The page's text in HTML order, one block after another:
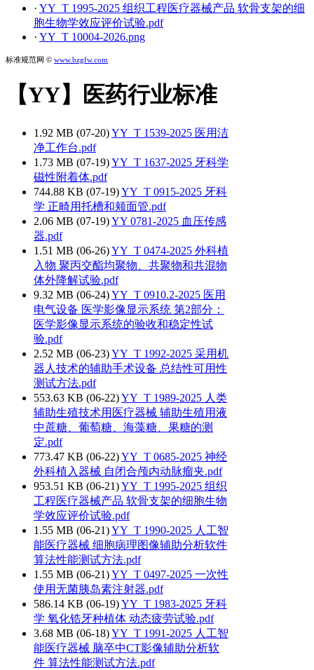
· YY_T 1995-2025 组织工程医疗器械产品 软骨支架的细
胞生物学效应评价试验.pdf
· YY_T 10004-2026.png
标准规范网 © www.bzgfw.com
【YY】医药行业标准
1.92 MB (07-20)YY_T 1539-2025 医用洁
净工作台.pdf
1.73 MB (07-19)YY_T 1637-2025 牙科学
磁性附着体.pdf
744.88 KB (07-19)YY_T 0915-2025 牙科
学 正畸用托槽和颊面管.pdf
2.06 MB (07-19)YY 0781-2025 血压传感
器.pdf
1.51 MB (06-26)YY_T 0474-2025 外科植
入物 聚丙交酯均聚物、共聚物和共混物
体外降解试验.pdf
9.32 MB (06-24)YY_T 0910.2-2025 医用
电气设备 医学影像显示系统 第2部分：
医学影像显示系统的验收和稳定性试
验.pdf
2.52 MB (06-23)YY_T 1992-2025 采用机
器人技术的辅助手术设备 总结性可用性
测试方法.pdf
553.63 KB (06-22)YY_T 1989-2025 人类
辅助生殖技术用医疗器械 辅助生殖用液
中蔗糖、葡萄糖、海藻糖、果糖的测
定.pdf
773.47 KB (06-22)YY_T 0685-2025 神经
外科植入器械 自闭合颅内动脉瘤夹.pdf
953.51 KB (06-21)YY_T 1995-2025 组织
工程医疗器械产品 软骨支架的细胞生物
学效应评价试验.pdf
1.55 MB (06-21)YY_T 1990-2025 人工智
能医疗器械 细胞病理图像辅助分析软件
算法性能测试方法.pdf
1.55 MB (06-21)YY_T 0497-2025 一次性
使用无菌胰岛素注射器.pdf
586.14 KB (06-19)YY_T 1983-2025 牙科
学 氧化锆牙种植体 动态疲劳试验.pdf
3.68 MB (06-18)YY_T 1991-2025 人工智
能医疗器械 脑卒中CT影像辅助分析软
件 算法性能测试方法.pdf